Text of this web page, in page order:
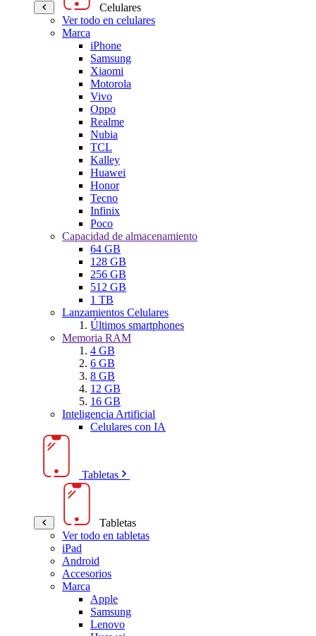
Celulares
Ver todo en celulares
Marca
iPhone
Samsung
Xiaomi
Motorola
Vivo
Oppo
Realme
Nubia
TCL
Kalley
Huawei
Honor
Tecno
Infinix
Poco
Capacidad de almacenamiento
64 GB
128 GB
256 GB
512 GB
1 TB
Lanzamientos Celulares
Últimos smartphones
Memoria RAM
4 GB
6 GB
8 GB
12 GB
16 GB
Inteligencia Artificial
Celulares con IA
Tabletas
Tabletas
Ver todo en tabletas
iPad
Android
Accesorios
Marca
Apple
Samsung
Lenovo